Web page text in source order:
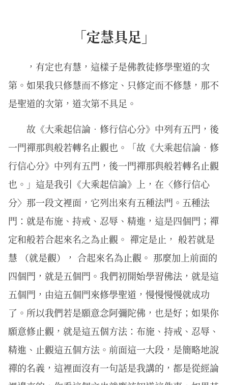
「定慧具足」
，有定也有慧，這樣子是佛教徒修學聖道的次
第。如果我只修慧而不修定、只修定而不修慧，那不
是聖道的次第，道次第不具足。
故《大乘起信論．修行信心分》中列有五門，後
一門禪那與般若轉名止觀也。「故《大乘起信論．修
行信心分》中列有五門，後一門禪那與般若轉名止觀
也。」這是我引《大乘起信論》上，在〈修行信心
分〉那一段文裡面，它列出來有五種法門。五種法
門：就是布施、持戒、忍辱、精進，這是四個門；禪
定和般若合起來名之為止觀。 禪定是止， 般若就是
慧 （就是觀）， 合起來名為止觀。 那麼加上前面的
四個門，就是五個門。我們初開始學習佛法，就是這
五個門，由這五個門來修學聖道，慢慢慢慢就成功
了。所以我們若是願意念阿彌陀佛，也是好；如果你
願意修止觀，就是這五個方法：布施、持戒、忍辱、
精進、止觀這五個方法。前面這一大段，是簡略地說
禪的名義，這裡面沒有一句話是我講的，都是從經論